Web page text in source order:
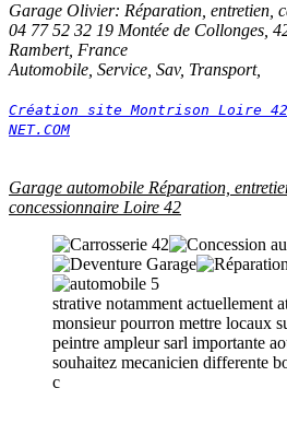
Garage Olivier: Réparation, entretien,
04 77 52 32 19 Montée de Collonges
Rambert, France
Automobile, Service, Sav, Transport,
Création site Montrison Loire 42:
NET.COM
Garage automobile Réparation,
concessionnaire Loire 42
strative notamment actuellement
monsieur pourron mettre locaux
peintre ampleur sarl importante
souhaitez mecanicien differente
c